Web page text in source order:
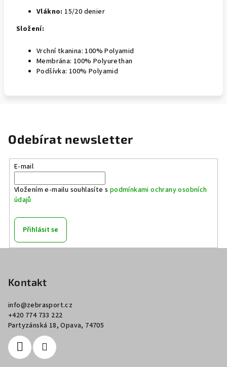
Vlákno: 15/20 denier
Složení:
Vrchní tkanina: 100% Polyamid
Membrána: 100% Polyurethan
Podšívka: 100% Polyamid
Odebírat newsletter
E-mail
Vložením e-mailu souhlasíte s podmínkami ochrany osobních
údajů
Přihlásit se
Kontakt
info@zebrasport.cz
+420 774 733 222
Partyzánská 18, Opava, 74705